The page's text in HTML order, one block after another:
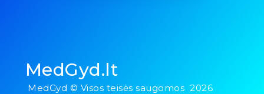
MedGyd.lt
MedGyd © Visos teisės saugomos 2026